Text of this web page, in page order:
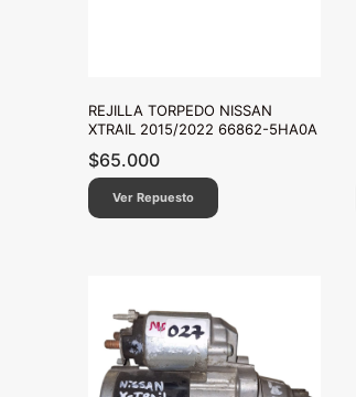
REJILLA TORPEDO NISSAN
XTRAIL 2015/2022 66862-5HA0A
$65.000
Ver Repuesto